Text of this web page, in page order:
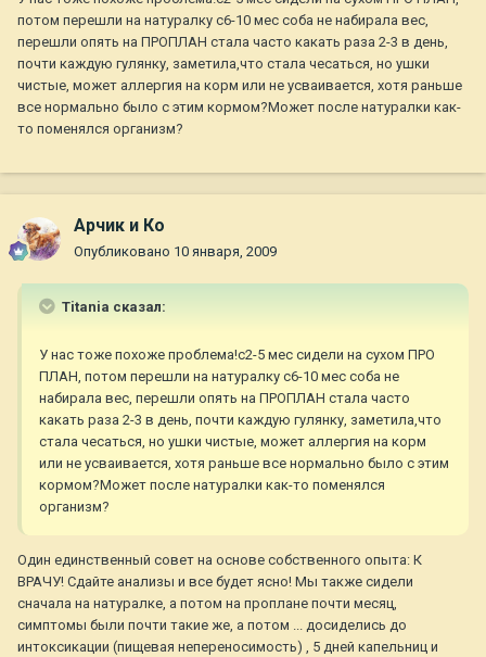
потом перешли на натуралку с6-10 мес соба не набирала вес,
перешли опять на ПРОПЛАН стала часто какать раза 2-3 в день,
почти каждую гулянку, заметила,что стала чесаться, но ушки
чистые, может аллергия на корм или не усваивается, хотя раньше
все нормально было с этим кормом?Может после натуралки как-
то поменялся организм?
Арчик и Ко
Опубликовано 10 января, 2009
Titania сказал:
У нас тоже похоже проблема!с2-5 мес сидели на сухом ПРО
ПЛАН, потом перешли на натуралку с6-10 мес соба не
набирала вес, перешли опять на ПРОПЛАН стала часто
какать раза 2-3 в день, почти каждую гулянку, заметила,что
стала чесаться, но ушки чистые, может аллергия на корм
или не усваивается, хотя раньше все нормально было с этим
кормом?Может после натуралки как-то поменялся
организм?
Один единственный совет на основе собственного опыта: К
ВРАЧУ! Сдайте анализы и все будет ясно! Мы также сидели
сначала на натуралке, а потом на проплане почти месяц,
симптомы были почти такие же, а потом ... досиделись до
интоксикации (пищевая непереносимость) , 5 дней капельниц и